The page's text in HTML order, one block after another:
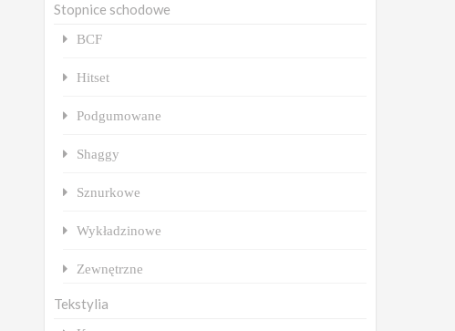
Stopnice schodowe
BCF
Hitset
Podgumowane
Shaggy
Sznurkowe
Wykładzinowe
Zewnętrzne
Tekstylia